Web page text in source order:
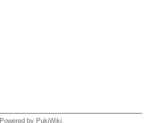
Powered by PukiWiki.